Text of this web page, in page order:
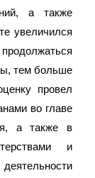
а также
увеличился
тем больше
провел
во главе
а также в
и